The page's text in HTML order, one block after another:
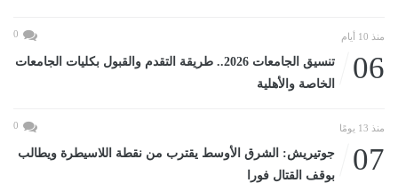
منذ 10 أيام 0
06
تنسيق الجامعات 2026.. طريقة التقدم والقبول بكليات الجامعات
الخاصة والأهلية
منذ 13 يومًا 0
07
جوتيريش: الشرق الأوسط يقترب من نقطة اللاسيطرة ويطالب
بوقف القتال فورا